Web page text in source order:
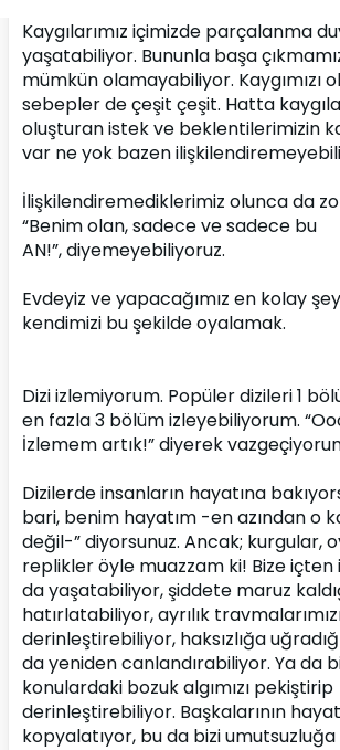
Kaygılarımız içimizde parçalanma
yaşatabiliyor. Bununla başa
mümkün olamayabiliyor. Kaygımızı
sebepler de çeşit çeşit. Hatta
oluşturan istek ve beklentilerimizin
var ne yok bazen
İlişkilendiremediklerimiz olunca da
“Benim olan, sadece ve sadece bu
AN!”, diyemeyebiliyoruz.
Evdeyiz ve yapacağımız en kolay
kendimizi bu şekilde oyalamak.
Dizi izlemiyorum. Popüler dizileri 1
en fazla 3 bölüm izleyebiliyorum.
İzlemem artık!” diyerek
Dizilerde insanların hayatına
bari, benim hayatım -en azından o
değil-” diyorsunuz. Ancak; kurgular,
replikler öyle muazzam ki! Bize içten
da yaşatabiliyor, şiddete maruz
hatırlatabiliyor, ayrılık
derinleştirebiliyor, haksızlığa
da yeniden canlandırabiliyor. Ya da
konulardaki bozuk algımızı pekiştirip
derinleştirebiliyor. Başkalarının
kopyalatıyor, bu da bizi